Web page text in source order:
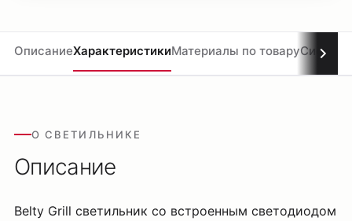
ОписаниеХарактеристикиМатериалы по товару
О СВЕТИЛЬНИКЕ
Описание
Belty Grill светильник со встроенным светодиодом